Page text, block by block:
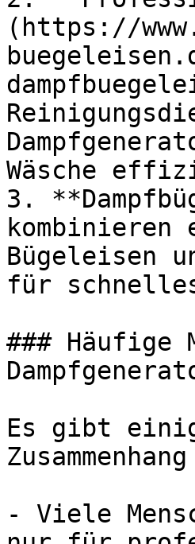
(https://
Wäsche
3.
kombinieren
Bügeleisen
für
### Häufige
Es gibt
- Viele